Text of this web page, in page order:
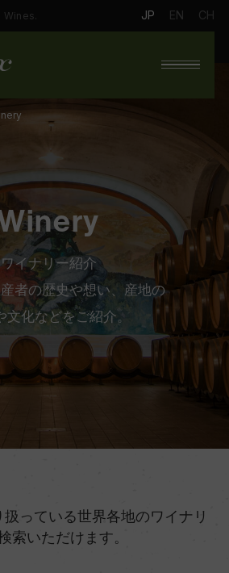
JP EN CH
ワイナリー紹介
者の歴史や想い、産地の
文化などをご紹介。
っている世界各地のワイナリ
索いただけます。